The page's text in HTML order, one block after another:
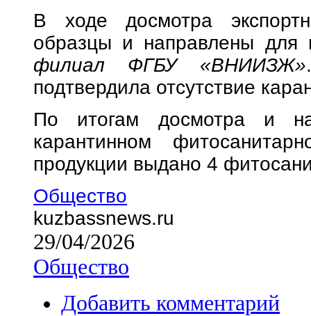
В ходе досмотра
образцы и направлены для
филиал ФГБУ «ВНИИЗЖ»
подтвердила отсутствие
По итогам досмотра и
карантинном
продукции выдано 4
Общество
kuzbassnews.ru
29/04/2026
Общество
Добавить комментарий